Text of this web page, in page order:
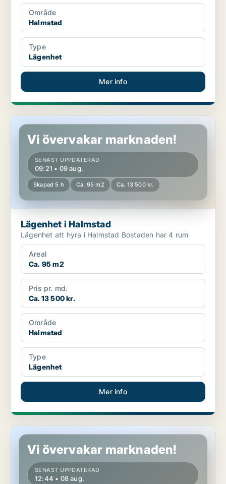
Område
Halmstad
Type
Lägenhet
Mer info
Lägenhet i Halmstad
Vi övervakar marknaden!
SENAST UPPDATERAD
09:21 • 09 aug.
Skapad 5 h Ca. 95 m2 Ca. 13 500 kr.
Lägenhet i Halmstad
Lägenhet att hyra i Halmstad Bostaden har 4 rum
Areal
Ca. 95 m2
Pris pr. md.
Ca. 13 500 kr.
Område
Halmstad
Type
Lägenhet
Mer info
Lägenhet i Halmstad
Vi övervakar marknaden!
SENAST UPPDATERAD
12:44 • 08 aug.